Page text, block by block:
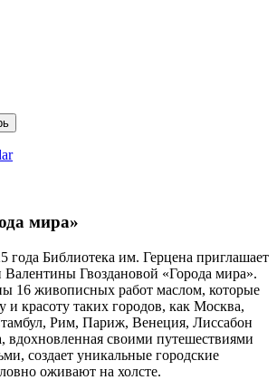
мира»
года Библиотека им. Герцена приглашает
Валентины Гвоздановой «Города мира».
16 живописных работ маслом, которые
и красоту таких городов, как Москва,
Рим, Париж, Венеция, Лиссабон
вдохновленная своими путешествиями
создает уникальные городские
оживают на холсте.